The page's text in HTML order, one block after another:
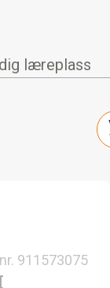
læreplass
911573075